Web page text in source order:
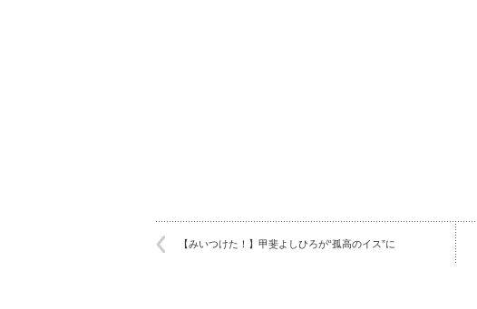
【みいつけた！】甲斐よしひろが“孤高のイス”に